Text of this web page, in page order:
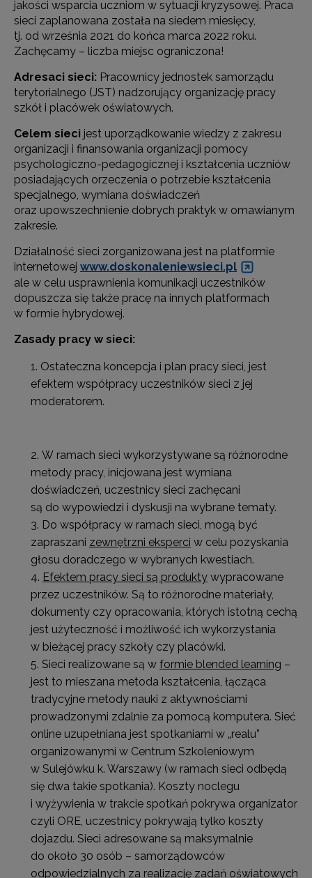
jakości wsparcia uczniom w sytuacji kryzysowej. Praca
sieci zaplanowana została na siedem miesięcy,
tj. od września 2021 do końca marca 2022 roku.
Zachęcamy – liczba miejsc ograniczona!
Adresaci sieci: Pracownicy jednostek samorządu
terytorialnego (JST) nadzorujący organizację pracy
szkół i placówek oświatowych.
Celem sieci jest uporządkowanie wiedzy z zakresu
organizacji i finansowania organizacji pomocy
psychologiczno-pedagogicznej i kształcenia uczniów
posiadających orzeczenia o potrzebie kształcenia
specjalnego, wymiana doświadczeń
oraz upowszechnienie dobrych praktyk w omawianym
zakresie.
Działalność sieci zorganizowana jest na platformie
internetowej www.doskonaleniewsieci.pl
ale w celu usprawnienia komunikacji uczestników
dopuszcza się także pracę na innych platformach
w formie hybrydowej.
Zasady pracy w sieci:
Ostateczna koncepcja i plan pracy sieci, jest
efektem współpracy uczestników sieci z jej
moderatorem.
W ramach sieci wykorzystywane są różnorodne
metody pracy, inicjowana jest wymiana
doświadczeń, uczestnicy sieci zachęcani
są do wypowiedzi i dyskusji na wybrane tematy.
Do współpracy w ramach sieci, mogą być
zapraszani zewnętrzni eksperci w celu pozyskania
głosu doradczego w wybranych kwestiach.
Efektem pracy sieci są produkty wypracowane
przez uczestników. Są to różnorodne materiały,
dokumenty czy opracowania, których istotną cechą
jest użyteczność i możliwość ich wykorzystania
w bieżącej pracy szkoły czy placówki.
Sieci realizowane są w formie blended learning –
jest to mieszana metoda kształcenia, łącząca
tradycyjne metody nauki z aktywnościami
prowadzonymi zdalnie za pomocą komputera. Sieć
online uzupełniana jest spotkaniami w „realu”
organizowanymi w Centrum Szkoleniowym
w Sulejówku k. Warszawy (w ramach sieci odbędą
się dwa takie spotkania). Koszty noclegu
i wyżywienia w trakcie spotkań pokrywa organizator
czyli ORE, uczestnicy pokrywają tylko koszty
dojazdu. Sieci adresowane są maksymalnie
do około 30 osób – samorządowców
odpowiedzialnych za realizację zadań oświatowych